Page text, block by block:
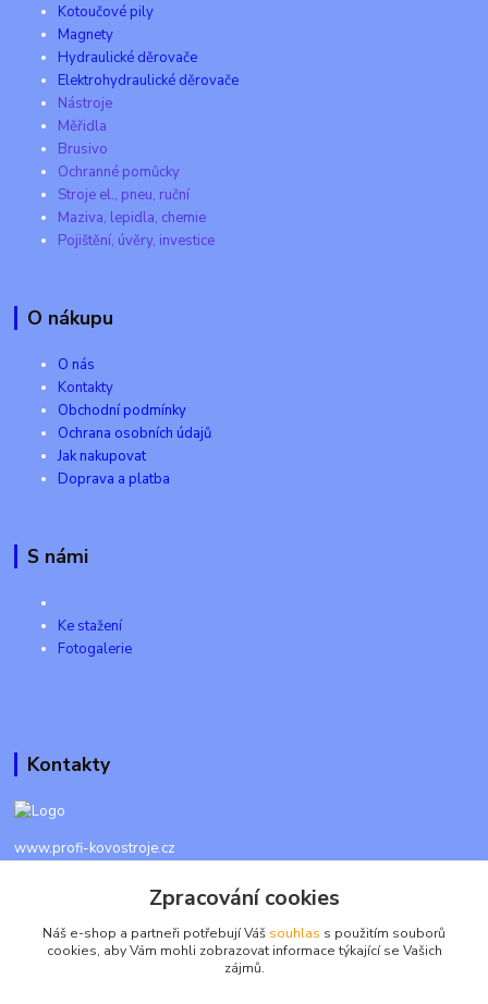
Kotoučové pily
Magnety
Hydraulické děrovače
Elektrohydraulické děrovače
Nástroje
Měřidla
Brusivo
Ochranné pomůcky
Stroje el., pneu, ruční
Maziva, lepidla, chemie
Pojištění, úvěry, investice
O nákupu
O nás
Kontakty
Obchodní podmínky
Ochrana osobních údajů
Jak nakupovat
Doprava a platba
S námi
Ke stažení
Fotogalerie
Kontakty
www.profi-kovostroje.cz
+420 605 017 866
Každý den 8 - 20 hod - SMS kdykoliv
Zpracování cookies
Náš e-shop a partneři potřebují Váš souhlas s použitím souborů
cookies, aby Vám mohli zobrazovat informace týkající se Vašich
zájmů.